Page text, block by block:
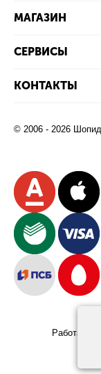
МАГАЗИН
СЕРВИСЫ
КОНТАКТЫ
© 2006 - 2026
Работает